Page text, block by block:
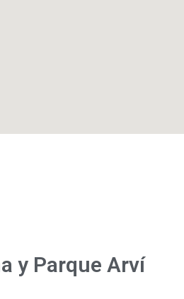
y Parque Arví